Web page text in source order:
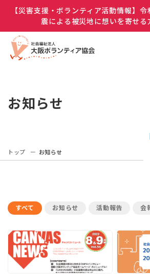
【災害支援・ボランティア活動情報】
震による被災地に想いを寄せる
お知らせ
トップ お知らせ
すべて お知らせ 活動報告 会